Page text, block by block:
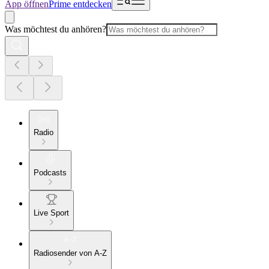
App öffnenPrime entdecken
Was möchtest du anhören?
Radio
Podcasts
Live Sport
Radiosender von A-Z